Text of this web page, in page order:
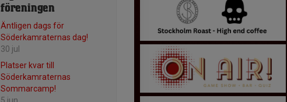
föreningen
Äntligen dags för
Söderkamraternas dag!
30 jul
Platser kvar till
Söderkamraternas
Sommarcamp!